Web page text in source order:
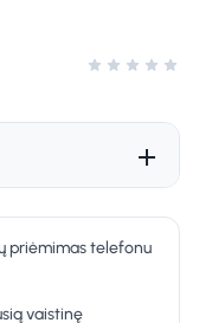
Įvertinimas 0
priėmimas telefonu
vaistinę